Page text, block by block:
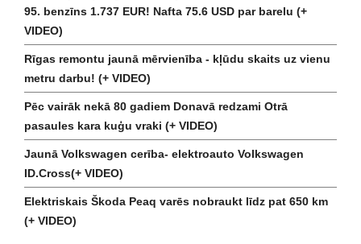
95. benzīns 1.737 EUR! Nafta 75.6 USD par barelu (+
VIDEO)
Rīgas remontu jaunā mērvienība - kļūdu skaits uz vienu
metru darbu! (+ VIDEO)
Pēc vairāk nekā 80 gadiem Donavā redzami Otrā
pasaules kara kuģu vraki (+ VIDEO)
Jaunā Volkswagen cerība- elektroauto Volkswagen
ID.Cross(+ VIDEO)
Elektriskais Škoda Peaq varēs nobraukt līdz pat 650 km
(+ VIDEO)